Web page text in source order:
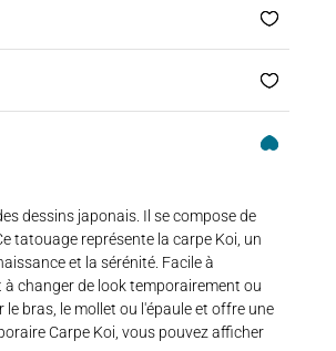
dessins japonais. Il se compose de
tatouage représente la carpe Koi, un
et la sérénité. Facile à
changer de look temporairement ou
bras, le mollet ou l'épaule et offre une
Carpe Koi, vous pouvez afficher